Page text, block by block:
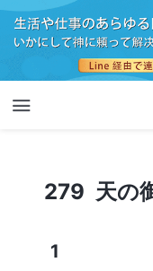
279 天の御国が地上に
279 天の
1